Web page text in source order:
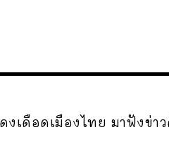
เดือดเมืองไทย มาฟังข่า